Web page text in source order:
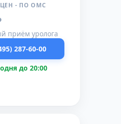
- ПО ОМС
приём уролога
287-60-00
до 20:00